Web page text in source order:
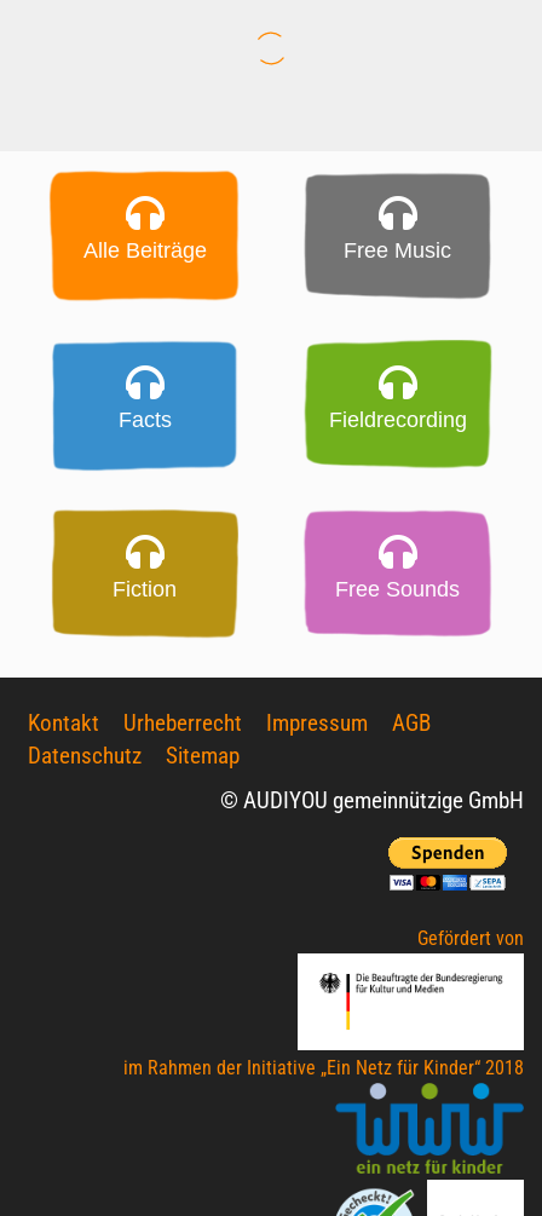
Alle Beiträge Free Music
Facts Fieldrecording
Fiction Free Sounds
Kontakt Urheberrecht Impressum
AGB
Datenschutz
Sitemap
© AUDIYOU gemeinnützige GmbH
Gefördert von
im Rahmen der Initiative „Ein Netz für Kinder“ 2018